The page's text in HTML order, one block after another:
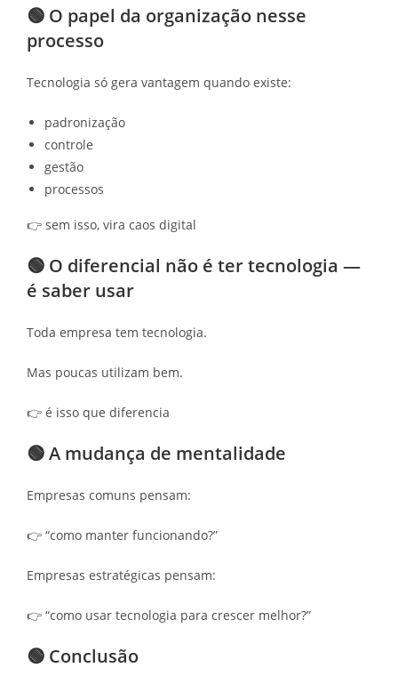
🟢 O papel da organização nesse
processo
Tecnologia só gera vantagem quando existe:
padronização
controle
gestão
processos
👉 sem isso, vira caos digital
🟢 O diferencial não é ter tecnologia —
é saber usar
Toda empresa tem tecnologia.
Mas poucas utilizam bem.
👉 é isso que diferencia
🟢 A mudança de mentalidade
Empresas comuns pensam:
👉 “como manter funcionando?”
Empresas estratégicas pensam:
👉 “como usar tecnologia para crescer melhor?”
🟢 Conclusão